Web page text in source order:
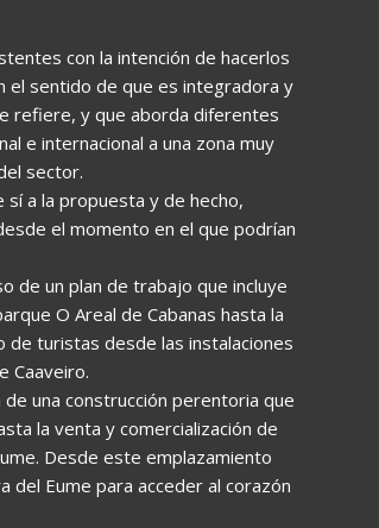
con la intención de hacerlos
sentido de que es integradora y
refiere, y que aborda diferentes
e internacional a una zona muy
sector.
sí a la propuesta y de hecho,
el momento en el que podrían
de un plan de trabajo que incluye
O Areal de Cabanas hasta la
de turistas desde las instalaciones
Caaveiro.
una construcción perentoria que
la venta y comercialización de
Desde este emplazamiento
del Eume para acceder al corazón